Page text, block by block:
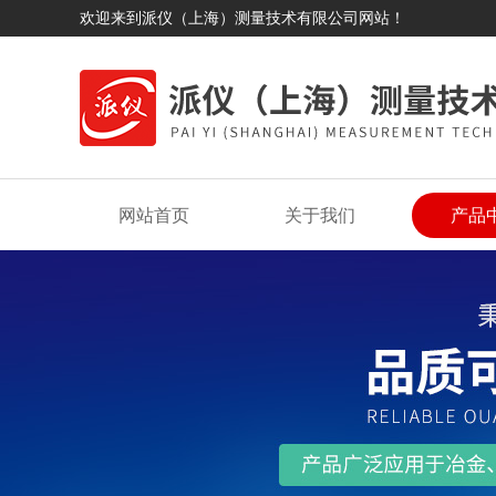
欢迎来到派仪（上海）测量技术有限公司网站！
网站首页 关于我们 产品